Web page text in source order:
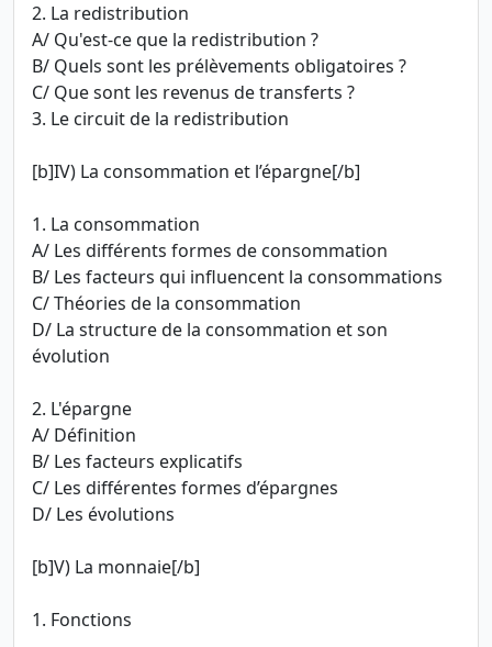
2. La redistribution
A/ Qu'est-ce que la redistribution ?
B/ Quels sont les prélèvements obligatoires ?
C/ Que sont les revenus de transferts ?
3. Le circuit de la redistribution
[b]IV) La consommation et l’épargne[/b]
1. La consommation
A/ Les différents formes de consommation
B/ Les facteurs qui influencent la consommations
C/ Théories de la consommation
D/ La structure de la consommation et son
évolution
2. L'épargne
A/ Définition
B/ Les facteurs explicatifs
C/ Les différentes formes d’épargnes
D/ Les évolutions
[b]V) La monnaie[/b]
1. Fonctions